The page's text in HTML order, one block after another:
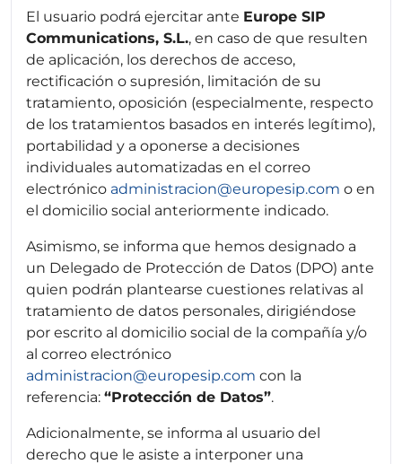
El usuario podrá ejercitar ante Europe SIP
Communications, S.L., en caso de que resulten
de aplicación, los derechos de acceso,
rectificación o supresión, limitación de su
tratamiento, oposición (especialmente, respecto
de los tratamientos basados en interés legítimo),
portabilidad y a oponerse a decisiones
individuales automatizadas en el correo
electrónico administracion@europesip.com o en
el domicilio social anteriormente indicado.
Asimismo, se informa que hemos designado a
un Delegado de Protección de Datos (DPO) ante
quien podrán plantearse cuestiones relativas al
tratamiento de datos personales, dirigiéndose
por escrito al domicilio social de la compañía y/o
al correo electrónico
administracion@europesip.com con la
referencia: “Protección de Datos”.
Adicionalmente, se informa al usuario del
derecho que le asiste a interponer una